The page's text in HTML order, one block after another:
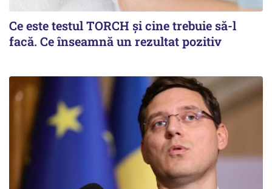
Ce este testul TORCH și cine trebuie să-l
facă. Ce înseamnă un rezultat pozitiv